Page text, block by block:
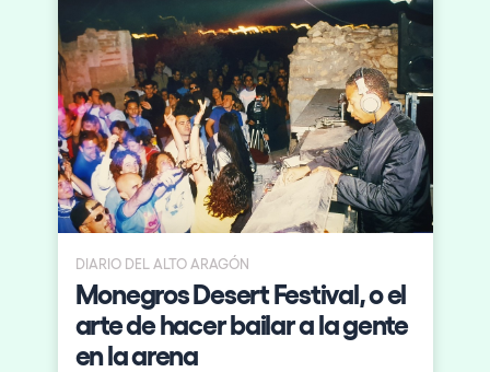
DIARIO DEL ALTO ARAGÓN
Monegros Desert Festival, o el
arte de hacer bailar a la gente
en la arena